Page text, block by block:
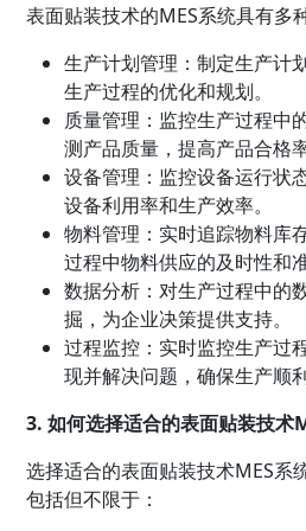
表面贴装技术的MES系统具有多
生产计划管理：制定生产计
生产过程的优化和规划。
质量管理：监控生产过程中
测产品质量，提高产品合格率
设备管理：监控设备运行状
设备利用率和生产效率。
物料管理：实时追踪物料库
过程中物料供应的及时性和
数据分析：对生产过程中的
掘，为企业决策提供支持。
过程监控：实时监控生产过
现并解决问题，确保生产顺
3. 如何选择适合的表面贴装技术
选择适合的表面贴装技术MES系
包括但不限于：